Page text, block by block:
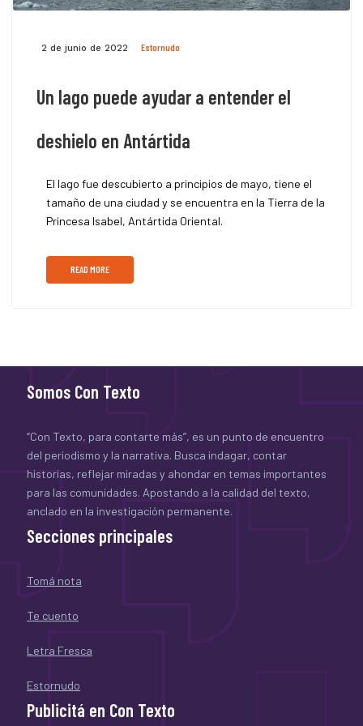
2 de junio de 2022 Estornudo
Un lago puede ayudar a entender el
deshielo en Antártida
El lago fue descubierto a principios de mayo, tiene el
tamaño de una ciudad y se encuentra en la Tierra de la
Princesa Isabel, Antártida Oriental.
READ MORE
Somos Con Texto
“Con Texto, para contarte más”, es un punto de encuentro
del periodismo y la narrativa. Busca indagar, contar
historias, reflejar miradas y ahondar en temas importantes
para las comunidades. Apostando a la calidad del texto,
anclado en la investigación permanente.
Secciones principales
Tomá nota
Te cuento
Letra Fresca
Estornudo
Publicitá en Con Texto